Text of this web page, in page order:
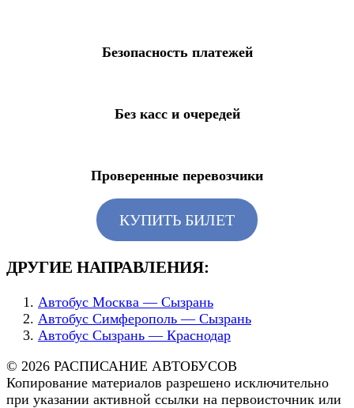
Безопасность платежей
Без касс и очередей
Проверенные перевозчики
КУПИТЬ БИЛЕТ
ДРУГИЕ НАПРАВЛЕНИЯ:
Автобус Москва — Сызрань
Автобус Симферополь — Сызрань
Автобус Сызрань — Краснодар
© 2026 РАСПИСАНИЕ АВТОБУСОВ
Копирование материалов разрешено исключительно
при указании активной ссылки на первоисточник или